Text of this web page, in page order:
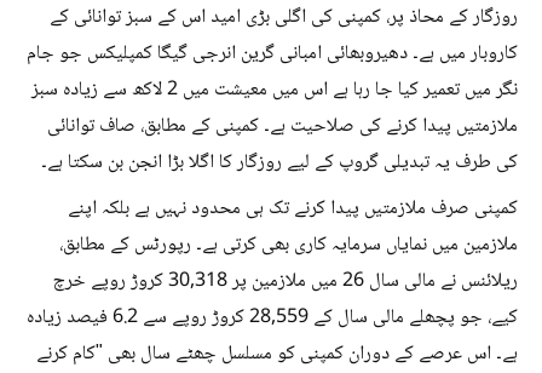
روزگار کے محاذ پر، کمپنی کی اگلی بڑی امید اس کے سبز توانائی کے
کاروبار میں ہے۔ دھیروبھائی امبانی گرین انرجی گیگا کمپلیکس جو جام
نگر میں تعمیر کیا جا رہا ہے اس میں معیشت میں 2 لاکھ سے زیادہ سبز
ملازمتیں پیدا کرنے کی صلاحیت ہے۔ کمپنی کے مطابق، صاف توانائی
کی طرف یہ تبدیلی گروپ کے لیے روزگار کا اگلا بڑا انجن بن سکتا ہے۔
کمپنی صرف ملازمتیں پیدا کرنے تک ہی محدود نہیں ہے بلکہ اپنے
ملازمین میں نمایاں سرمایہ کاری بھی کرتی ہے۔ رپورٹس کے مطابق،
ریلائنس نے مالی سال 26 میں ملازمین پر 30,318 کروڑ روپے خرچ
کیے، جو پچھلے مالی سال کے 28,559 کروڑ روپے سے 6.2 فیصد زیادہ
ہے۔ اس عرصے کے دوران کمپنی کو مسلسل چھٹے سال بھی "کام کرنے